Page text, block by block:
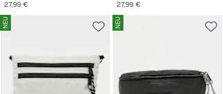
Preis
27,99 €
Preis
27,99 €
NEU NEU